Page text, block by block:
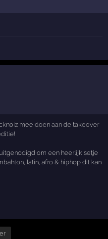
mee doen aan de takeover
om een heerlijk setje
latin, afro & hiphop dit kan